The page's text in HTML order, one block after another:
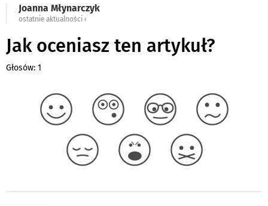
Joanna Młynarczyk
ostatnie aktualności ‹
Jak oceniasz ten artykuł?
Głosów: 1